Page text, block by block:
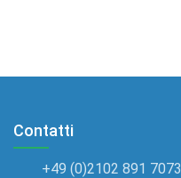
Contatti
+49 (0)2102 891 7073